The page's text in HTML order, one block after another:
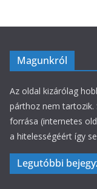
Magunkról
Az oldal kizárólag
párthoz nem tartozik.
forrása (internetes
a hitelességéért így
Legutóbbi